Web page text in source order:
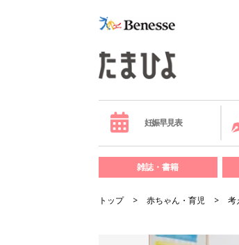
妊娠早見表
雑誌・書籍
トップ 赤ちゃん・育児 考